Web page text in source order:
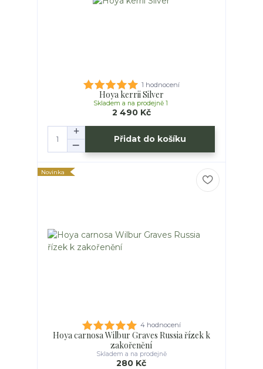
1 hodnocení
Hoya kerrii Silver
2 490 Kč
Skladem a na prodejně 1
Přidat do košíku
Novinka
4 hodnocení
Hoya carnosa Wilbur Graves Russia řízek k
zakořenění
280 Kč
Skladem a na prodejně